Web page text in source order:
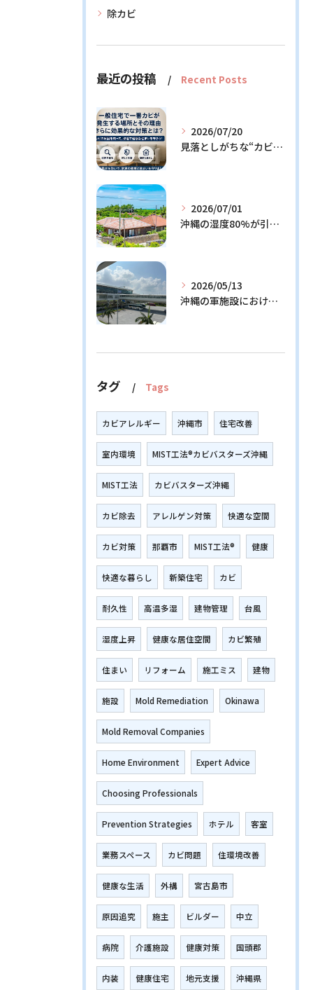
除カビ
最近の投稿 Recent Posts
2026/07/20
見落としがちな“カビの温床”を徹底解説！今日からできる予防策とは？
2026/07/01
沖縄の湿度80%が引き起こすカビ問題！効果的な対策3選と発生メカニズム解説
2026/05/13
沖縄の軍施設における通信設備に潜む隠れたリスクとその解決策
タグ Tags
カビアレルギー 沖縄市 住宅改善
室内環境 MIST工法®カビバスターズ沖縄
MIST工法 カビバスターズ沖縄
カビ除去 アレルゲン対策 快適な空間
カビ対策 那覇市 MIST工法® 健康
快適な暮らし 新築住宅 カビ
耐久性 高温多湿 建物管理 台風
湿度上昇 健康な居住空間 カビ繁殖
住まい リフォーム 施工ミス 建物
施設 Mold Remediation Okinawa
Mold Removal Companies
Home Environment Expert Advice
Choosing Professionals
Prevention Strategies ホテル 客室
業務スペース カビ問題 住環境改善
健康な生活 外構 宮古島市
原因追究 施主 ビルダー 中立
病院 介護施設 健康対策 国頭郡
内装 健康住宅 地元支援 沖縄県